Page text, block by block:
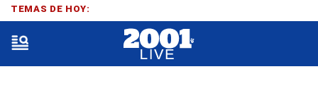
TEMAS DE HOY: